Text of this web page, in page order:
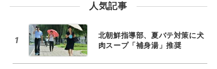
人気記事
1
北朝鮮指導部、夏バテ対策に犬
肉スープ「補身湯」推奨